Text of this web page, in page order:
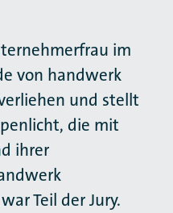
im
von handwerk
und stellt
die mit
ihrer
Teil der Jury.